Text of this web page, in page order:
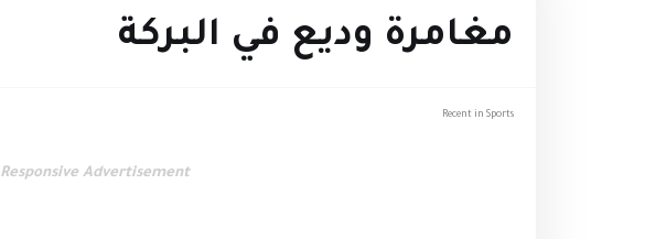
مغامرة وديع في البركة
Recent in Sports
Responsive Advertisement